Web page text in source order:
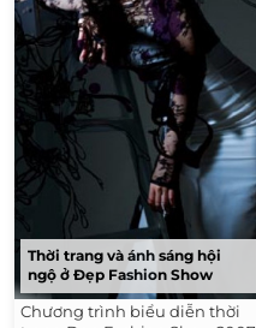
Thời trang và ánh sáng hội
ngộ ở Đẹp Fashion Show
Chương trình biểu diễn thời